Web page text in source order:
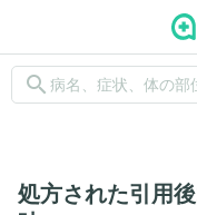
search
処方された引用